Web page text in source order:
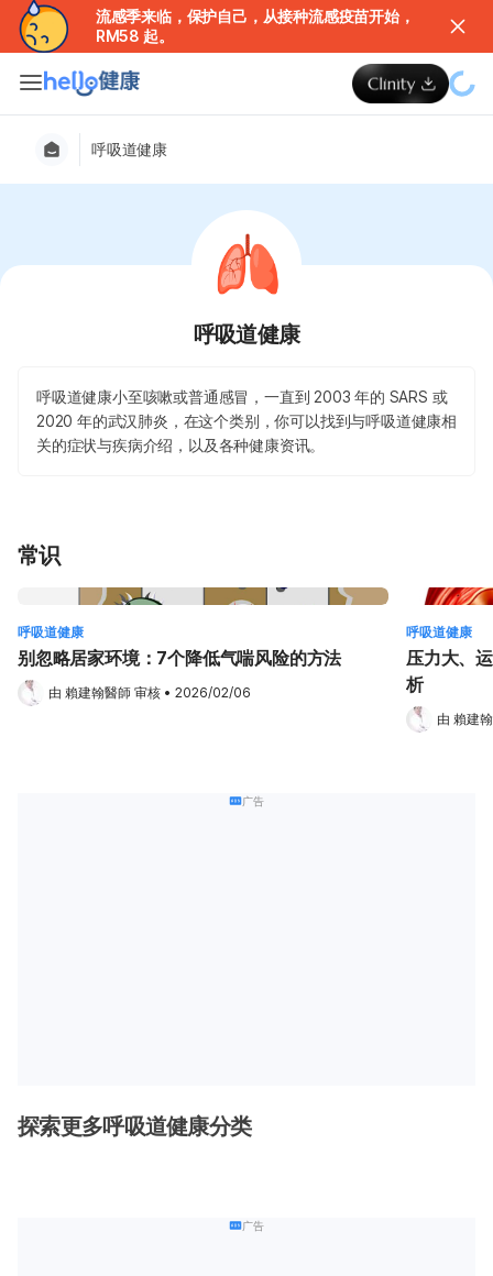
流感季来临，保护自己，从接种流感疫苗开始，
RM58 起。
呼吸道健康
呼吸道健康
呼吸道健康小至咳嗽或普通感冒，一直到 2003 年的 SARS 或
2020 年的武汉肺炎，在这个类别，你可以找到与呼吸道健康相
关的症状与疾病介绍，以及各种健康资讯。
常识
呼吸道健康
别忽略居家环境：7个降低气喘风险的方法
由 賴建翰醫師 审核 • 2026/02/06
呼吸道健康
压力大、
析
由 賴建
广告
探索更多呼吸道健康分类
广告